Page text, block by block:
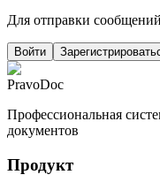
Для отправки
Войти
PravoDoc
Профессиональная
документов
Продукт